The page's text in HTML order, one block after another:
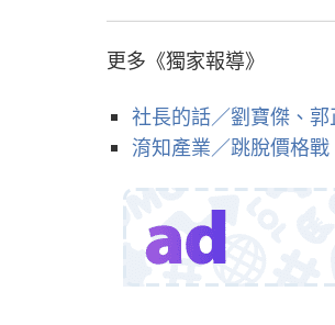
更多《獨家報導》
社長的話／劉寶傑、郭
淯知產業／跳脫價格戰